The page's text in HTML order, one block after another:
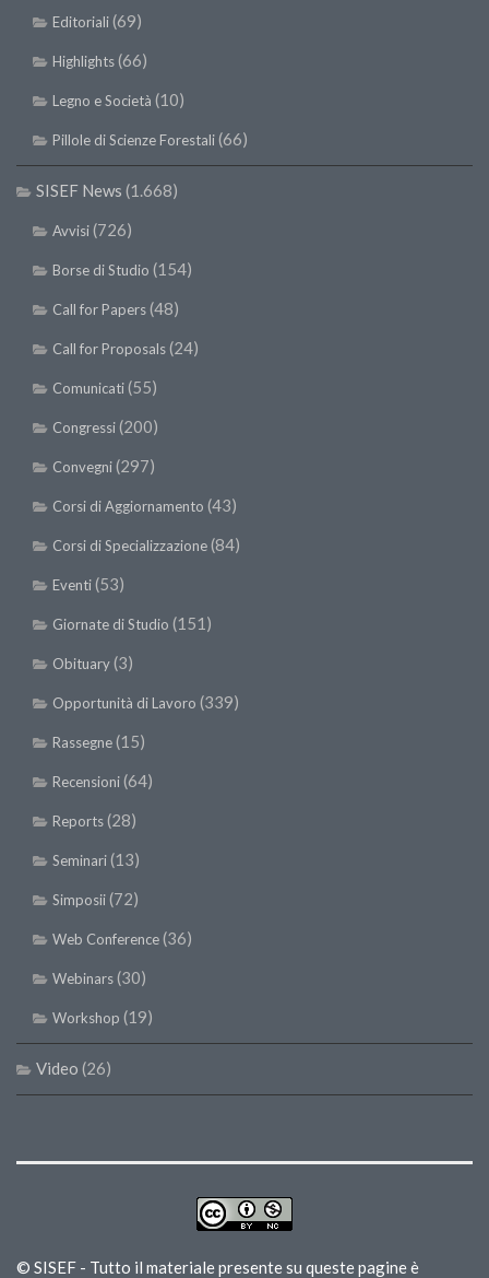
Editoriali(69)
Highlights(66)
Legno e Società (10)
Pillole di Scienze Forestali(66)
SISEF News (1.668)
Avvisi(726)
Borse di Studio (154)
Call for Papers(48)
Call for Proposals(24)
Comunicati(55)
Congressi(200)
Convegni(297)
Corsi di Aggiornamento (43)
Corsi di Specializzazione(84)
Eventi(53)
Giornate di Studio (151)
Obituary(3)
Opportunità di Lavoro (339)
Rassegne(15)
Recensioni(64)
Reports(28)
Seminari(13)
Simposii(72)
Web Conference(36)
Webinars(30)
Workshop (19)
Video (26)
© SISEF - Tutto il materiale presente su queste pagine è